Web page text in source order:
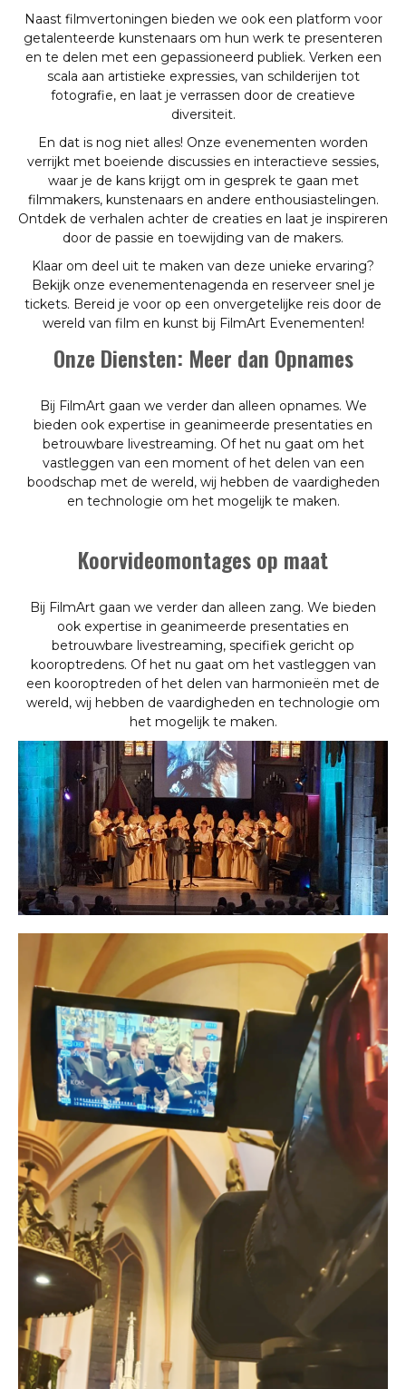
Naast filmvertoningen bieden we ook een platform voor
getalenteerde kunstenaars om hun werk te presenteren
en te delen met een gepassioneerd publiek. Verken een
scala aan artistieke expressies, van schilderijen tot
fotografie, en laat je verrassen door de creatieve
diversiteit.
En dat is nog niet alles! Onze evenementen worden
verrijkt met boeiende discussies en interactieve sessies,
waar je de kans krijgt om in gesprek te gaan met
filmmakers, kunstenaars en andere enthousiastelingen.
Ontdek de verhalen achter de creaties en laat je inspireren
door de passie en toewijding van de makers.
Klaar om deel uit te maken van deze unieke ervaring?
Bekijk onze evenementenagenda en reserveer snel je
tickets. Bereid je voor op een onvergetelijke reis door de
wereld van film en kunst bij FilmArt Evenementen!
Onze Diensten: Meer dan Opnames
Bij FilmArt gaan we verder dan alleen opnames. We
bieden ook expertise in geanimeerde presentaties en
betrouwbare livestreaming. Of het nu gaat om het
vastleggen van een moment of het delen van een
boodschap met de wereld, wij hebben de vaardigheden
en technologie om het mogelijk te maken.
Koorvideomontages op maat
Bij FilmArt gaan we verder dan alleen zang. We bieden
ook expertise in geanimeerde presentaties en
betrouwbare livestreaming, specifiek gericht op
kooroptredens. Of het nu gaat om het vastleggen van
een kooroptreden of het delen van harmonieën met de
wereld, wij hebben de vaardigheden en technologie om
het mogelijk te maken.